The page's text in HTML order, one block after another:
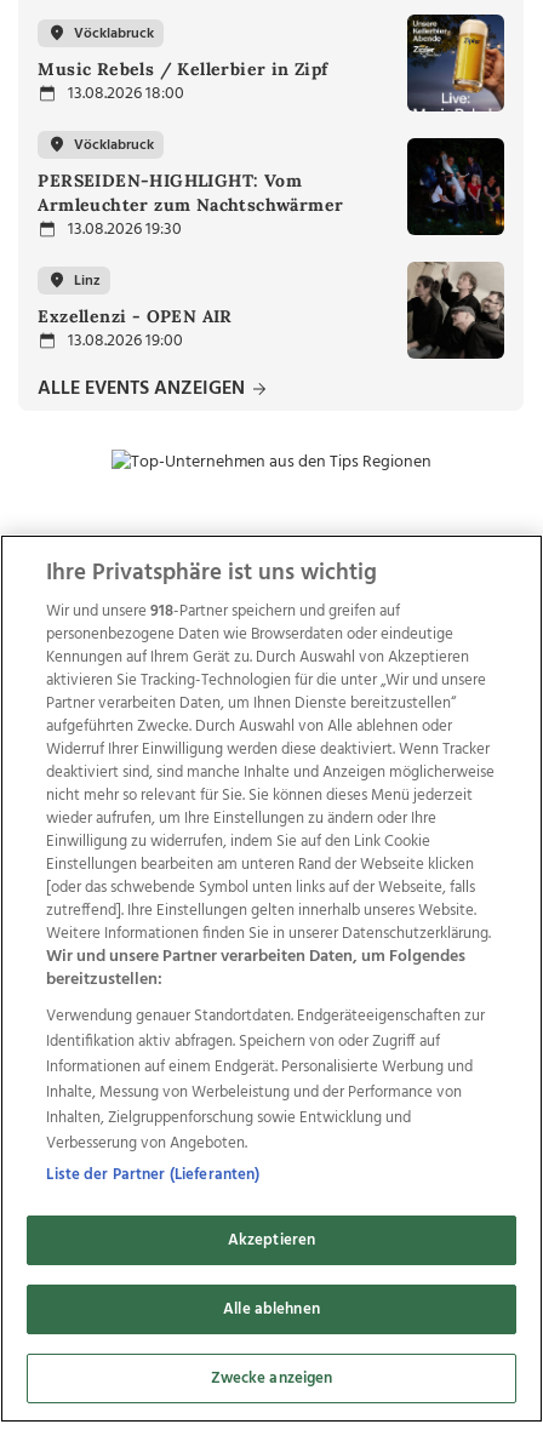
Vöcklabruck
Music Rebels / Kellerbier in Zipf
13.08.2026 18:00
Vöcklabruck
PERSEIDEN-HIGHLIGHT: Vom
Armleuchter zum Nachtschwärmer
13.08.2026 19:30
Linz
Exzellenzi - OPEN AIR
13.08.2026 19:00
ALLE EVENTS ANZEIGEN
ZUR NACHRICHTENÜBERSICHT
Wir über uns Mediadaten Kontakt
Jobs
Datenschutz
Impressum
AGB Anzeigekunden
AGB Website
Ehrenkodex Politische Werbung
Weitere Angebote des Medienhauses Wimmer
TV1 di-mog-i.at OÖNow
Ischler Woche
Life Radio
OÖNachrichten
OÖN Immobilien
OÖN Karriere
OÖN Reise
Promenaden Galerien
Regionaljobs
wasistlos.at
Copyrights © 2026 Tips Zeitungs GmbH & Co KG
developed by11x11.net
Cookie Einstellungen bearbeiten
Ihre Privatsphäre ist uns wichtig
Wir und unsere918-Partner speichern und greifen auf
personenbezogene Daten wie Browserdaten oder eindeutige
Kennungen auf Ihrem Gerät zu. Durch Auswahl von Akzeptieren
aktivieren Sie Tracking-Technologien für die unter „Wir und unsere
Partner verarbeiten Daten, um Ihnen Dienste bereitzustellen“
aufgeführten Zwecke. Durch Auswahl von Alle ablehnen oder
Widerruf Ihrer Einwilligung werden diese deaktiviert. Wenn Tracker
deaktiviert sind, sind manche Inhalte und Anzeigen möglicherweise
nicht mehr so relevant für Sie. Sie können dieses Menü jederzeit
wieder aufrufen, um Ihre Einstellungen zu ändern oder Ihre
Einwilligung zu widerrufen, indem Sie auf den Link Cookie
Einstellungen bearbeiten am unteren Rand der Webseite klicken
[oder das schwebende Symbol unten links auf der Webseite, falls
zutreffend]. Ihre Einstellungen gelten innerhalb unseres Website.
Weitere Informationen finden Sie in unserer Datenschutzerklärung.
Wir und unsere Partner verarbeiten Daten, um Folgendes
bereitzustellen:
Verwendung genauer Standortdaten. Endgeräteeigenschaften zur
Identifikation aktiv abfragen. Speichern von oder Zugriff auf
Informationen auf einem Endgerät. Personalisierte Werbung und
Inhalte, Messung von Werbeleistung und der Performance von
Inhalten, Zielgruppenforschung sowie Entwicklung und
Verbesserung von Angeboten.
Liste der Partner (Lieferanten)
Akzeptieren
Alle ablehnen
Zwecke anzeigen